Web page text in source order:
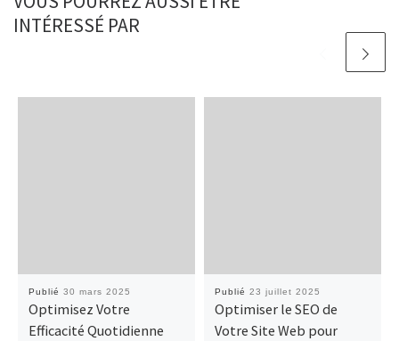
INTÉRESSÉ PAR
Publié 30 mars 2025
Optimisez Votre
Efficacité Quotidienne
Publié 23 juillet 2025
Optimiser le SEO de
Votre Site Web pour